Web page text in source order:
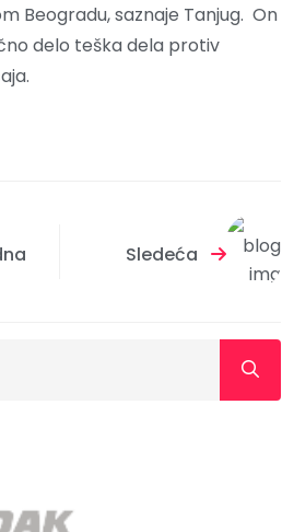
Beogradu, saznaje Tanjug. On
delo teška dela protiv
Sledeća